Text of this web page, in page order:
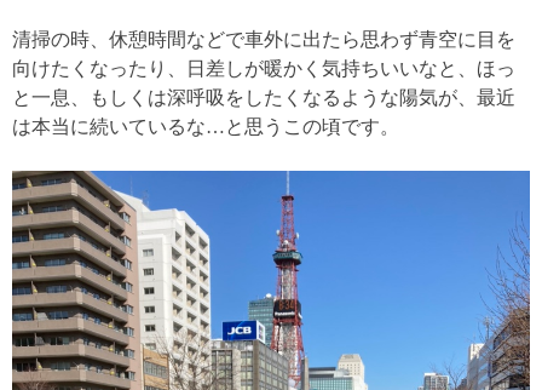
清掃の時、休憩時間などで車外に出たら思わず青空に目を
向けたくなったり、日差しが暖かく気持ちいいなと、ほっ
と一息、もしくは深呼吸をしたくなるような陽気が、最近
は本当に続いているな…と思うこの頃です。